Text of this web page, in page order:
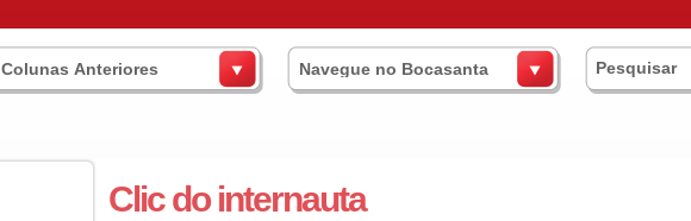
Colunas Anteriores Navegue no Bocasanta
Clic do internauta